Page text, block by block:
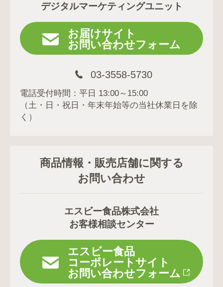
デジタルマーケティングユニット
お届けサイト
お問い合わせフォーム
03-3558-5730
電話受付時間：平日 13:00～15:00
（土・日・祝日・年末年始等の当社休業日を除
く）
商品情報・販売店舗に関する
お問い合わせ
エスビー食品株式会社
お客様相談センター
エスビー食品
コーポレートサイト
お問い合わせフォーム